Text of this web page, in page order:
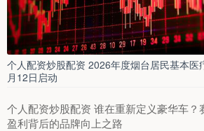
个人配资炒股配资 2026年度烟台居民基本医
月12日启动
个人配资炒股配资 谁在重新定义豪华车？
盈利背后的品牌向上之路